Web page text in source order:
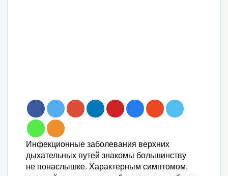
Инфекционные заболевания верхних
дыхательных путей знакомы большинству
не понаслышке. Характерным симптомом,